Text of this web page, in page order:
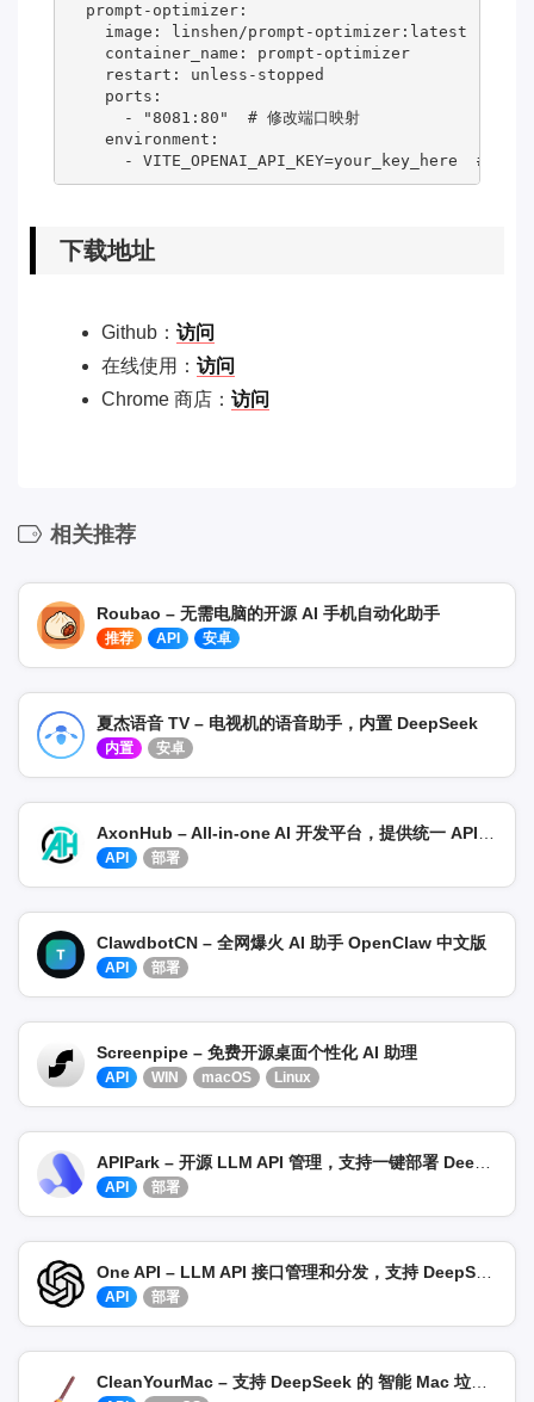
prompt-optimizer:
image :
linshen/prompt-optimizer:latest
container_name : prompt-optimizer
restart : unless-stopped
ports :
      -
"8081:80 "
# 修改端口映射
environment :
      -
VITE_OPENAI_API_KEY=your_key_here # 直接
下载地址
Github： 访问
在线使用： 访问
Chrome 商店： 访问
相关推荐
Roubao – 无需电脑的开源 AI 手机自动化助手
推荐 API 安卓
夏杰语音 TV – 电视机的语音助手，内置 DeepSeek
内置 安卓
API 部署
ClawdbotCN – 全网爆火 AI 助手 OpenClaw 中文版
API 部署
Screenpipe – 免费开源桌面个性化 AI 助理
API WIN macOS Linux
API 部署
API 部署